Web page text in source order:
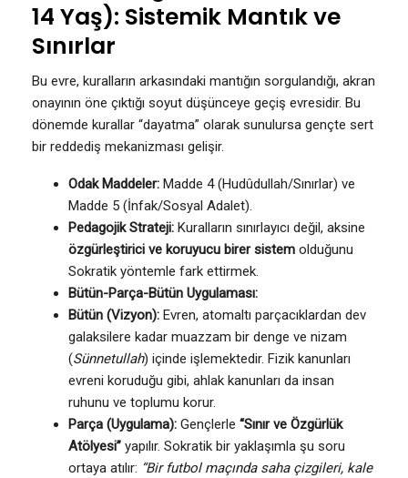
14 Yaş): Sistemik Mantık ve
Sınırlar
Bu evre, kuralların arkasındaki mantığın sorgulandığı, akran
onayının öne çıktığı soyut düşünceye geçiş evresidir. Bu
dönemde kurallar “dayatma” olarak sunulursa gençte sert
bir reddediş mekanizması gelişir.
Odak Maddeler: Madde 4 (Hudûdullah/Sınırlar) ve
Madde 5 (İnfak/Sosyal Adalet).
Pedagojik Strateji: Kuralların sınırlayıcı değil, aksine
özgürleştirici ve koruyucu birer sistem olduğunu
Sokratik yöntemle fark ettirmek.
Bütün-Parça-Bütün Uygulaması:
Bütün (Vizyon): Evren, atomaltı parçacıklardan dev
galaksilere kadar muazzam bir denge ve nizam
(Sünnetullah) içinde işlemektedir. Fizik kanunları
evreni koruduğu gibi, ahlak kanunları da insan
ruhunu ve toplumu korur.
Parça (Uygulama): Gençlerle “Sınır ve Özgürlük
Atölyesi” yapılır. Sokratik bir yaklaşımla şu soru
ortaya atılır: “Bir futbol maçında saha çizgileri, kale